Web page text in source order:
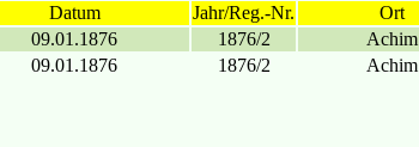
Datum Jahr/Reg.-Nr.
Ort
09.01.1876 1876/2
Achim
09.01.1876 1876/2 Achim